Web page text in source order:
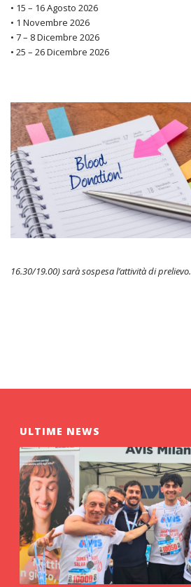
• 15 – 16 Agosto 2026
• 1 Novembre 2026
• 7 – 8 Dicembre 2026
• 25 – 26 Dicembre 2026
16.30/19.00) sarà sospesa l’attività di prelievo.
ULTIME NEWS